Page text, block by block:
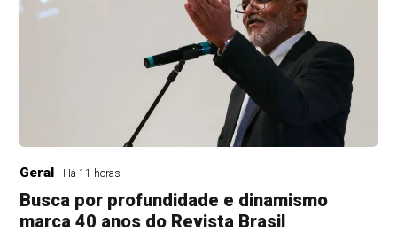
Geral Há 11 horas
Busca por profundidade e dinamismo
marca 40 anos do Revista Brasil